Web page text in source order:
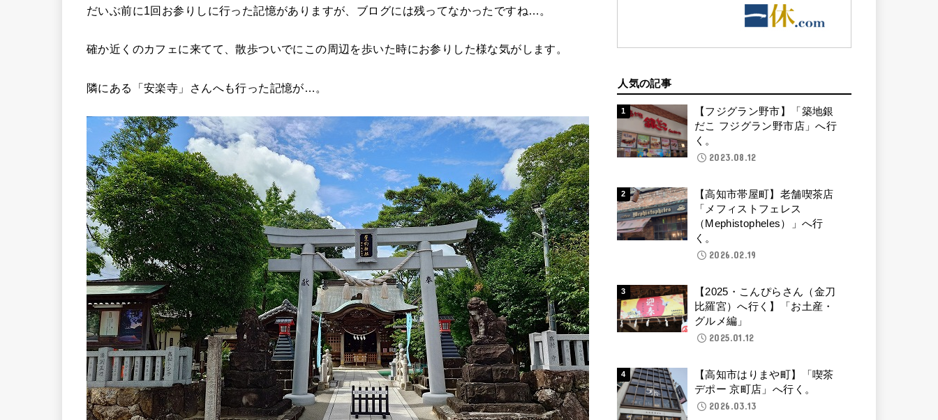
だいぶ前に1回お参りしに行った記憶がありますが、ブログには残ってなかったですね…。
確か近くのカフェに来てて、散歩ついでにこの周辺を歩いた時にお参りした様な気がします。
隣にある「安楽寺」さんへも行った記憶が…。 人気の記事
【フジグラン野市】「築地銀
だこ フジグラン野市店」へ行
く。
2023.08.12
【高知市帯屋町】老舗喫茶店
「メフィストフェレス
（Mephistopheles）」へ行
く。
2026.02.19
【2025・こんぴらさん（金刀
比羅宮）へ行く】「お土産・
グルメ編」
2025.01.12
【高知市はりまや町】「喫茶
デポー 京町店」へ行く。
2026.03.13